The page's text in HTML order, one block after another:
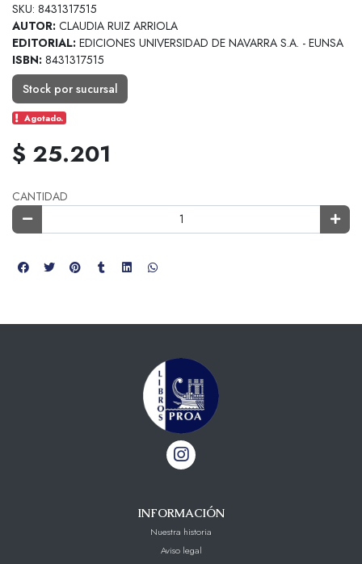
SKU: 8431317515
AUTOR: CLAUDIA RUIZ ARRIOLA
EDITORIAL: EDICIONES UNIVERSIDAD DE NAVARRA S.A. - EUNSA
ISBN: 8431317515
Stock por sucursal
Agotado.
$ 25.201
CANTIDAD
INFORMACIÓN
Nuestra historia
Aviso legal